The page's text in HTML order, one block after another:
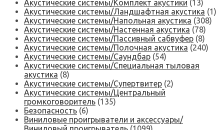
Акустические системы/Комплект акустики (13)
Акустические системы/Ландшафтная акустика (1)
Акустические системы/Напольная акустика (308)
Акустические системы/Настенная акустика (78)
Акустические системы/Пассивный сабвуфер (8)
Акустические системы/Полочная акустика (240)
Акустические системы/Саундбар (54)
Акустические системы/Специальная тыловая
акустика (8)
Акустические системы/Супертвитер (2)
Акустические системы/Центральный
громкоговоритель (135)
Безопасность (6)
Виниловые проигрыватели и аксессуары/